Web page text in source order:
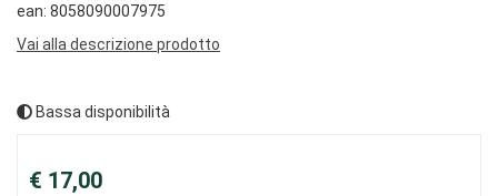
ean: 8058090007975
Vai alla descrizione prodotto
Bassa disponibilità
Prezzo
€ 17,00